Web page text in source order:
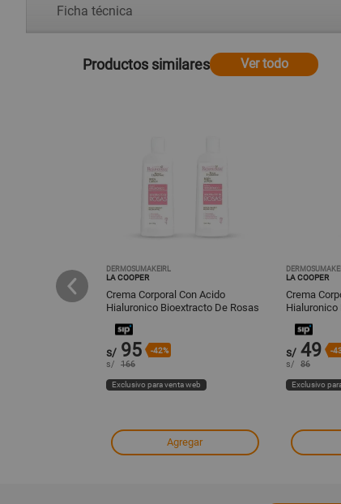
Ficha técnica
Productos similares Ver todo
De
DERMOSUMAKEIRL
LA COOPER
Crema Corporal Con Acido
Hialuronico Bioextracto De Rosas
s/ 95 -42%
s/ 166
Exclusivo para venta web
Agregar
LA COOPER
Crema
Hialuronico
s/ 49 -
s/ 86
Exclusivo